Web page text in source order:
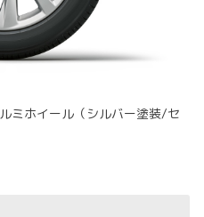
ホイール（シルバー塗装/セ